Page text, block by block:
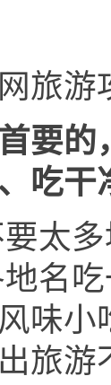
旅游
要的
吃干
太
名
味小
旅游